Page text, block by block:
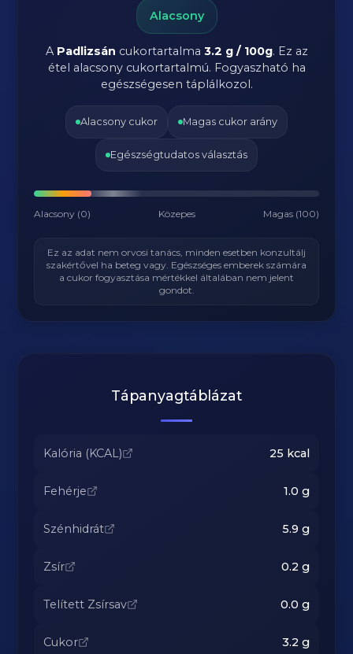
Alacsony
A Padlizsán cukortartalma 3.2 g / 100g. Ez az
étel alacsony cukortartalmú. Fogyaszható ha
egészségesen táplálkozol.
Alacsony cukor Magas cukor arány
Egészségtudatos választás
Alacsony (0) Közepes Magas (100)
Ez az adat nem orvosi tanács, minden esetben konzultálj
szakértővel ha beteg vagy. Egészséges emberek számára
a cukor fogyasztása mértékkel általában nem jelent
gondot.
Tápanyagtáblázat
Kalória (KCAL) 25 kcal
Fehérje 1.0 g
Szénhidrát 5.9 g
Zsír 0.2 g
Telített Zsírsav 0.0 g
Cukor 3.2 g